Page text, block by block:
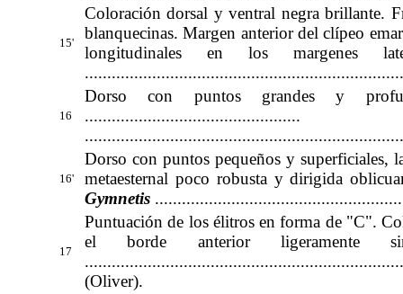
15'
Coloración dorsal y ventral negra brillante.
blanquecinas. Margen anterior del clípeo
longitudinales en los margenes
16
Dorso con puntos grandes y
................................................
16'
Dorso con puntos pequeños y superficiales,
metaesternal poco robusta y dirigida
Gymnetis
17
Puntuación de los élitros en forma de "C".
el borde anterior ligeramente
..................
(Oliver).